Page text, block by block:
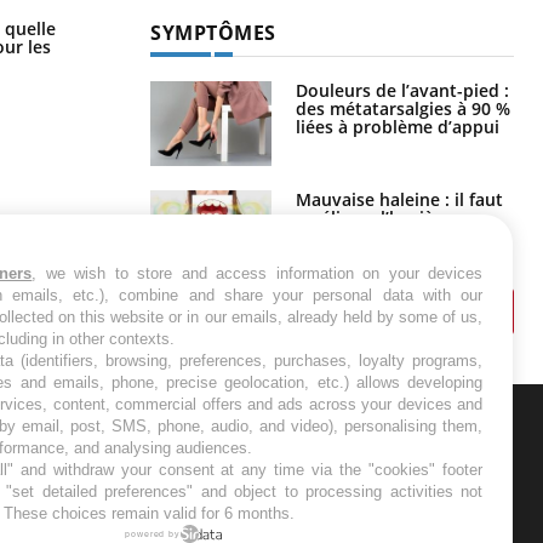
quelle
les
Syndrome métabolique : quels sont
les meilleurs exercices physiques ?
SYMPTÔMES
Douleurs de l’avant-pied :
des métatarsalgies à 90 %
liées à problème d’appui
Mauvaise haleine : il faut
améliorer l’hygiène
les semaines les meilleures
, we wish to store and access information on your devices
emails, etc.), combine and share your personal data with our
on this website or in our emails, already held by some of us,
in other contexts.
(identifiers, browsing, preferences, purchases, loyalty programs,
and emails, phone, precise geolocation, etc.) allows developing
content, commercial offers and ads across your devices and
email, post, SMS, phone, audio, and video), personalising them,
and analysing audiences.
and withdraw your consent at any time via the "cookies" footer
detailed preferences" and object to processing activities not
choices remain valid for 6 months.
powered by